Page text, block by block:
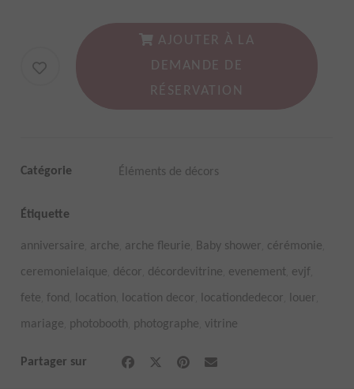
mariage
doré
AJOUTER À LA
DEMANDE DE
RÉSERVATION
Catégorie Éléments de décors
Étiquette
anniversaire arche arche fleurie Baby shower cérémonie
ceremonielaique décor décordevitrine evenement evjf
fete ,fond location location decor locationdedecor louer
mariage photobooth photographe vitrine
Partager sur